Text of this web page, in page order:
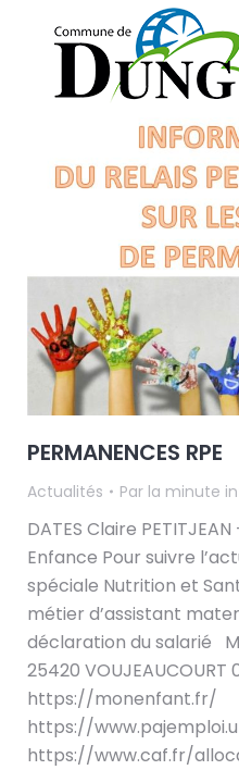
PERMANENCES RPE
Actualités Par la minute
DATES Claire
Enfance Pour suivre
spéciale Nutrition et
métier d’assistant
déclaration du salarié
25420 VOUJEAUCOURT
https://monenfant.fr/
https://
https://www.caf.fr/